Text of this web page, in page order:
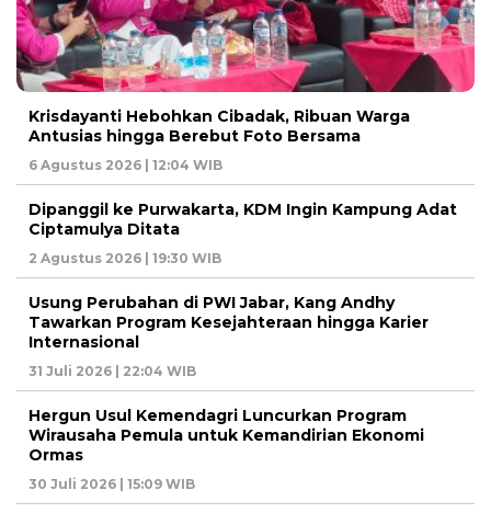
Krisdayanti Hebohkan Cibadak, Ribuan Warga
Antusias hingga Berebut Foto Bersama
6 Agustus 2026 | 12:04 WIB
Dipanggil ke Purwakarta, KDM Ingin Kampung Adat
Ciptamulya Ditata
2 Agustus 2026 | 19:30 WIB
Usung Perubahan di PWI Jabar, Kang Andhy
Tawarkan Program Kesejahteraan hingga Karier
Internasional
31 Juli 2026 | 22:04 WIB
Hergun Usul Kemendagri Luncurkan Program
Wirausaha Pemula untuk Kemandirian Ekonomi
Ormas
30 Juli 2026 | 15:09 WIB